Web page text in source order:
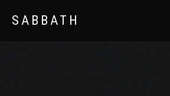
SABBATH